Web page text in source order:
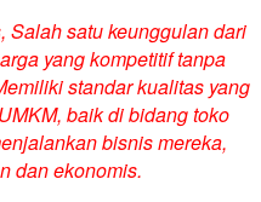
Salah satu keunggulan dari
yang kompetitif tanpa
standar kualitas yang
baik di bidang toko
bisnis mereka,
dan ekonomis.